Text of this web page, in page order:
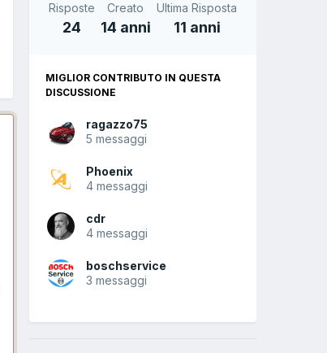
Risposte
24
Creato
14 anni
Ultima Risposta
11 anni
MIGLIOR CONTRIBUTO IN QUESTA
DISCUSSIONE
ragazzo75
5 messaggi
Phoenix
4 messaggi
cdr
4 messaggi
boschservice
3 messaggi